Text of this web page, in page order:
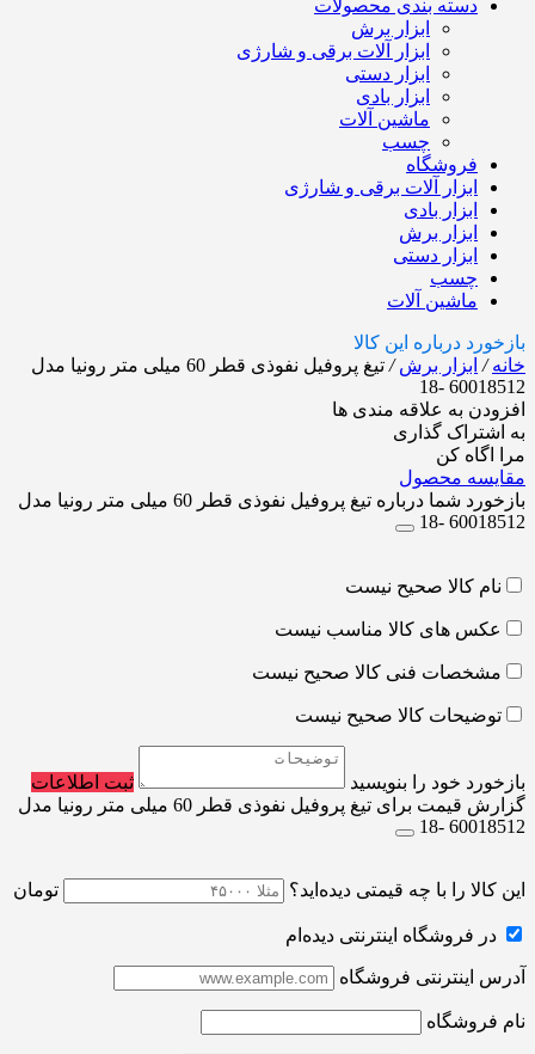
دسته بندی محصولات
ابزار برش
ابزار آلات برقی و شارژی
ابزار دستی
ابزار بادی
ماشین آلات
چسب
فروشگاه
ابزار آلات برقی و شارژی
ابزار بادی
ابزار برش
ابزار دستی
چسب
ماشین آلات
بازخورد درباره این کالا
خانه/ ابزار برش/
تیغ پروفیل نفوذی قطر 60 میلی متر رونیا مدل
60018512 -18
افزودن به علاقه مندی ها
به اشتراک گذاری
مرا اگاه کن
مقایسه محصول
بازخورد شما درباره تیغ پروفیل نفوذی قطر 60 میلی متر رونیا مدل
60018512 -18
نام کالا صحیح نیست
عکس های کالا مناسب نیست
مشخصات فنی کالا صحیح نیست
توضیحات کالا صحیح نیست
بازخورد خود را بنویسید
ثبت اطلاعات
گزارش قیمت برای تیغ پروفیل نفوذی قطر 60 میلی متر رونیا مدل
60018512 -18
این کالا را با چه قیمتی دیده‌اید؟ تومان
در فروشگاه اینترنتی دیده‌ام
آدرس اینترنتی فروشگاه
نام فروشگاه